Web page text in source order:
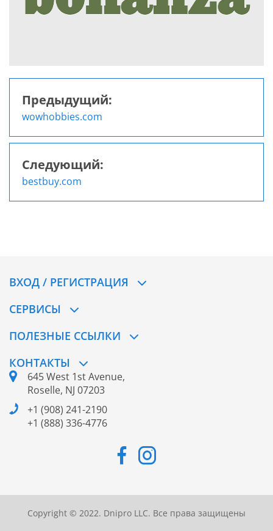
Навигация
по
записям
Предыдущий:
wowhobbies.com
Следующий:
bestbuy.com
ВХОД / РЕГИСТРАЦИЯ
СЕРВИСЫ
ПОЛЕЗНЫЕ ССЫЛКИ
КОНТАКТЫ
645 West 1st Avenue,
Roselle, NJ 07203
+1 (908) 241-2190
+1 (888) 336-4776
Copyright © 2022. Dnipro LLC. Все права защищены